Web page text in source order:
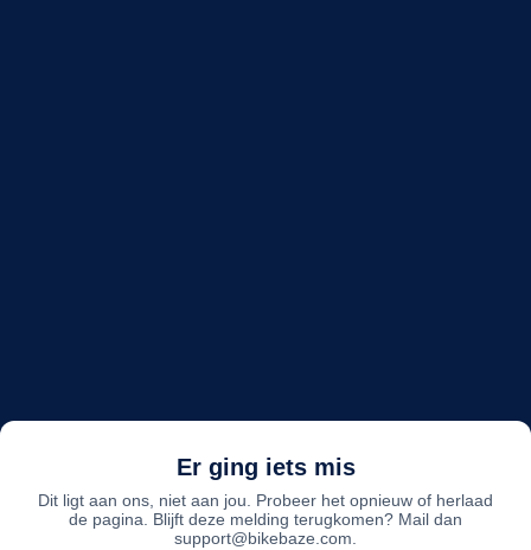
Er ging iets mis
Dit ligt aan ons, niet aan jou. Probeer het opnieuw of herlaad
de pagina. Blijft deze melding terugkomen? Mail dan
support@bikebaze.com.